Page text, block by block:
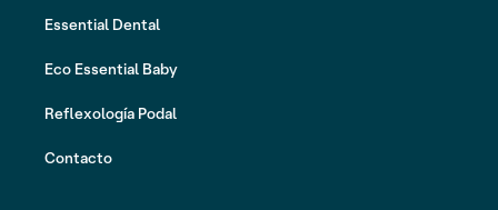
Essential Dental
Eco Essential Baby
Reflexología Podal
Contacto